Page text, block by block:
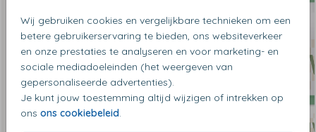
Wij gebruiken cookies en vergelijkbare technieken om een
betere gebruikerservaring te bieden, ons websiteverkeer
en onze prestaties te analyseren en voor marketing- en
sociale mediadoeleinden (het weergeven van
gepersonaliseerde advertenties).
Je kunt jouw toestemming altijd wijzigen of intrekken op
ons ons cookiebeleid